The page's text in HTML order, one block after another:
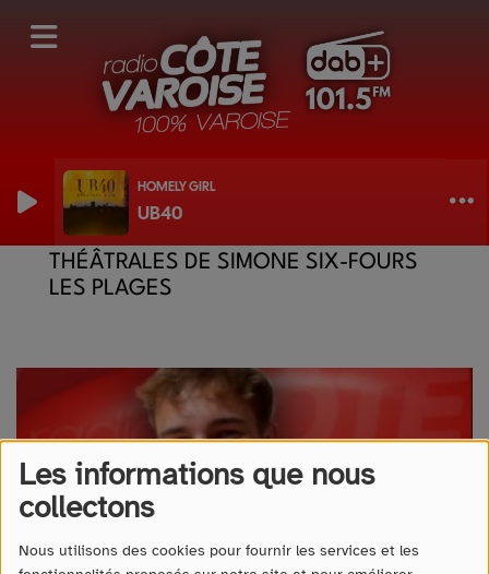
Les informations que nous
collectons
Nous utilisons des cookies pour fournir les services et les
HOMELY GIRL
UB40
L'AGENDA DE DORIAN - LES NUITS
THÉÂTRALES DE SIMONE SIX-FOURS
LES PLAGES